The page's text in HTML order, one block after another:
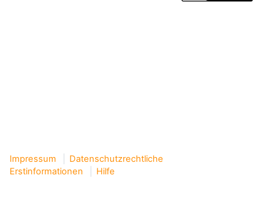
Impressum
Datenschutzrechtliche
Erstinformationen
Hilfe